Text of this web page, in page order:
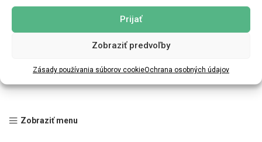
Prijať
Zobraziť predvoľby
Zásady používania súborov cookieOchrana osobných údajov
Zobraziť menu